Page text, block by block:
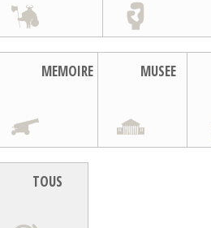
MEMOIRE MUSEE
TOUS